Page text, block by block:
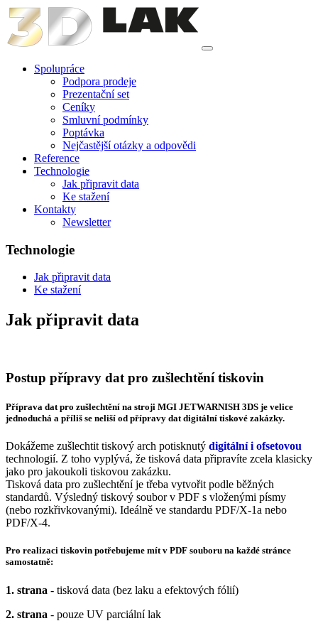
Spolupráce
Podpora prodeje
Prezentační set
Ceníky
Smluvní podmínky
Poptávka
Nejčastější otázky a odpovědi
Reference
Technologie
Jak připravit data
Ke stažení
Kontakty
Newsletter
Technologie
Jak připravit data
Ke stažení
Jak připravit data
Postup přípravy dat pro zušlechtění tiskovin
Příprava dat pro zušlechtění na stroji MGI JETWARNISH 3DS je velice
jednoduchá a příliš se neliší od přípravy dat digitální tiskové zakázky.
Dokážeme zušlechtit tiskový arch potisknutý digitální i ofsetovou
technologií. Z toho vyplývá, že tisková data připravíte zcela klasicky
jako pro jakoukoli tiskovou zakázku.
Tisková data pro zušlechtění je třeba vytvořit podle běžných
standardů. Výsledný tiskový soubor v PDF s vloženými písmy
(nebo rozkřivkovanými). Ideálně ve standardu PDF/X-1a nebo
PDF/X-4.
Pro realizaci tiskovin potřebujeme mít v PDF souboru na každé stránce
samostatně:
1. strana - tisková data (bez laku a efektových fólií)
2. strana - pouze UV parciální lak